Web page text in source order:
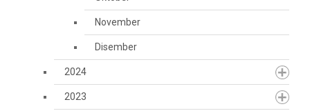
November
Disember
2024
2023